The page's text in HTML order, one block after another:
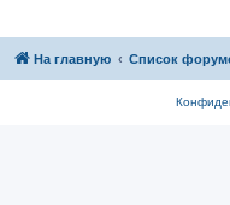
На главную Список